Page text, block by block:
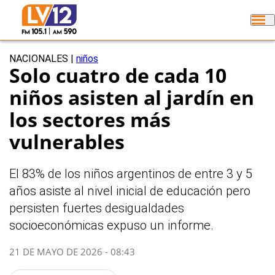
NACIONALES niños
Solo cuatro de cada 10
niños asisten al jardín en
los sectores más
vulnerables
El 83% de los niños argentinos de entre 3 y 5
años asiste al nivel inicial de educación pero
persisten fuertes desigualdades
socioeconómicas expuso un informe.
21 DE MAYO DE 2026 - 08:43